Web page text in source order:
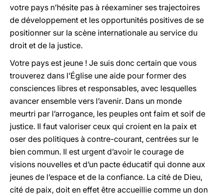
votre pays n’hésite pas à réexaminer ses trajectoires
de développement et les opportunités positives de se
positionner sur la scène internationale au service du
droit et de la justice.
Votre pays est jeune ! Je suis donc certain que vous
trouverez dans l’Église une aide pour former des
consciences libres et responsables, avec lesquelles
avancer ensemble vers l’avenir. Dans un monde
meurtri par l’arrogance, les peuples ont faim et soif de
justice. Il faut valoriser ceux qui croient en la paix et
oser des politiques à contre-courant, centrées sur le
bien commun. Il est urgent d’avoir le courage de
visions nouvelles et d’un pacte éducatif qui donne aux
jeunes de l’espace et de la confiance. La cité de Dieu,
cité de paix, doit en effet être accueillie comme un don